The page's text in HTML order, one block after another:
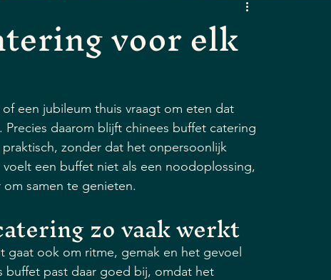
voor elk
een jubileum thuis vraagt om eten dat
daarom blijft chinees buffet catering
zonder dat het onpersoonlijk
een buffet niet als een noodoplossing,
om samen te genieten.
zo vaak werkt
gaat ook om ritme, gemak en het gevoel
buffet past daar goed bij, omdat het